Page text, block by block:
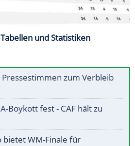
und Statistiken
zum Verbleib
Boykott fest - CAF hält zu
bietet WM-Finale für